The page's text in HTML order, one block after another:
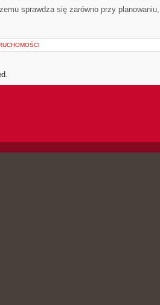
sprawdza się zarówno przy